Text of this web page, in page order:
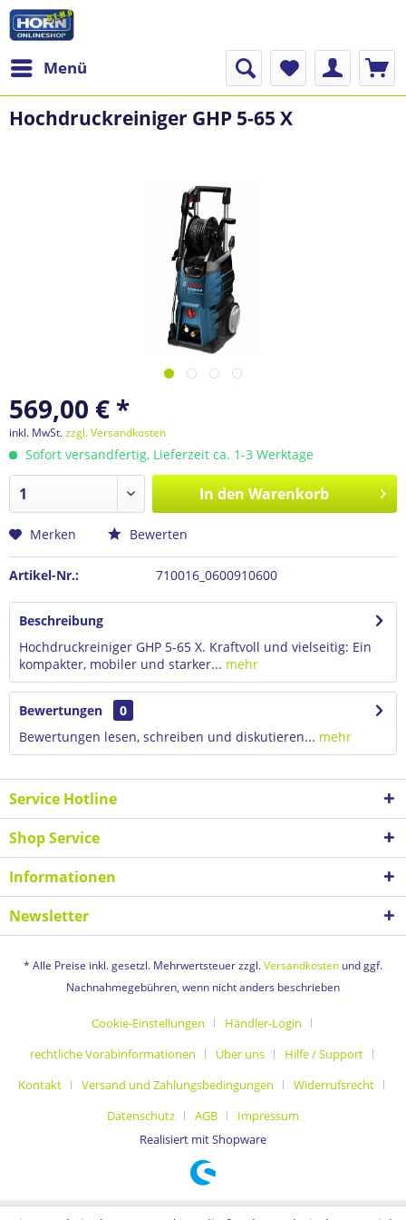
Menü
Hochdruckreiniger GHP 5-65 X
569,00 € *
inkl. MwSt.zzgl. Versandkosten
Sofort versandfertig, Lieferzeit ca. 1-3 Werktage
In den Warenkorb
Merken Bewerten
Artikel-Nr.: 710016_0600910600
Beschreibung
Hochdruckreiniger GHP 5-65 X. Kraftvoll und vielseitig: Ein
kompakter, mobiler und starker... mehr
Bewertungen
0
Bewertungen lesen, schreiben und diskutieren... mehr
Service Hotline
Shop Service
Informationen
Newsletter
* Alle Preise inkl. gesetzl. Mehrwertsteuer zzgl.Versandkosten und ggf.
Nachnahmegebühren, wenn nicht anders beschrieben
Cookie-Einstellungen
Händler-Login
rechtliche Vorabinformationen
Über uns
Hilfe / Support
Kontakt
Versand und Zahlungsbedingungen
Widerrufsrecht
Datenschutz
AGB
Impressum
Realisiert mit Shopware